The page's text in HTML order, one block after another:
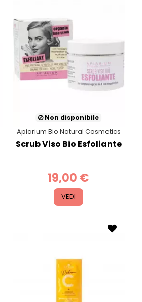
Non disponibile
Apiarium Bio Natural Cosmetics
Scrub Viso Bio Esfoliante
19,00 €
VEDI